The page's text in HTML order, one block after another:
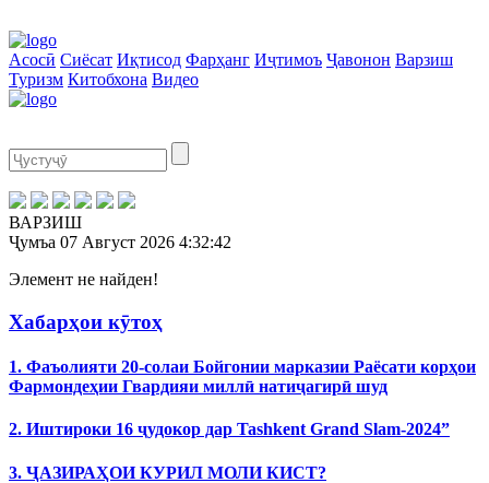
Асосӣ Сиёсат Иқтисод Фарҳанг Иҷтимоъ Ҷавонон Варзиш
Туризм Китобхона Видео
ВАРЗИШ
Ҷумъа 07 Август 2026 4:32:42
Элемент не найден!
Хабарҳои кӯтоҳ
1. Фаъолияти 20-солаи Бойгонии марказии Раёсати корҳои
Фармондеҳии Гвардияи миллӣ натиҷагирӣ шуд
2. Иштироки 16 ҷудокор дар Tashkent Grand Slam-2024”
3. ҶАЗИРАҲОИ КУРИЛ МОЛИ КИСТ?